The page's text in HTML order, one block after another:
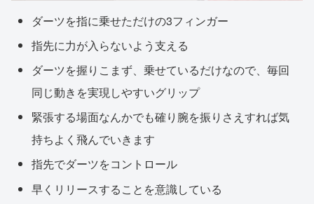
ダーツを指に乗せただけの3フィンガー
指先に力が入らないよう支える
ダーツを握りこまず、乗せているだけなので、毎回
同じ動きを実現しやすいグリップ
緊張する場面なんかでも確り腕を振りさえすれば気
持ちよく飛んでいきます
指先でダーツをコントロール
早くリリースすることを意識している